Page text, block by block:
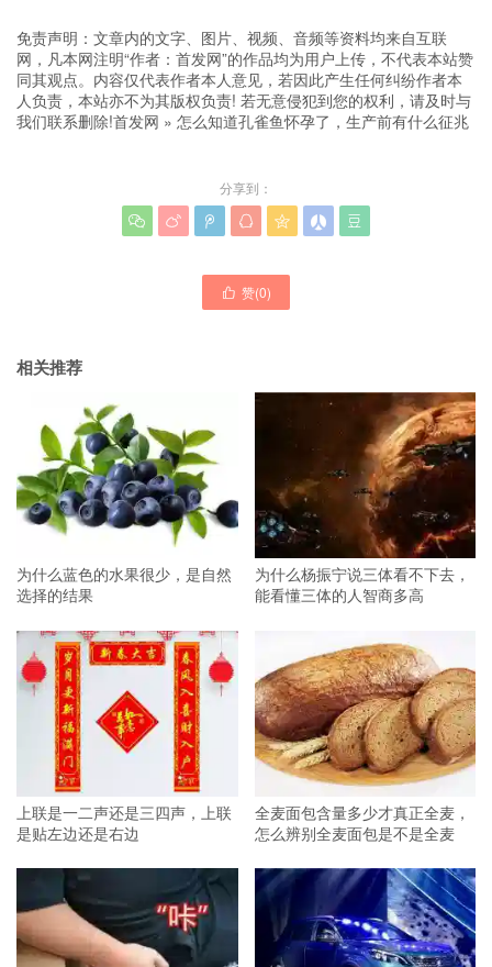
免责声明：文章内的文字、图片、视频、音频等资料均来自互联
网，凡本网注明“作者：首发网”的作品均为用户上传，不代表本站赞
同其观点。内容仅代表作者本人意见，若因此产生任何纠纷作者本
人负责，本站亦不为其版权负责! 若无意侵犯到您的权利，请及时与
我们联系删除!首发网 » 怎么知道孔雀鱼怀孕了，生产前有什么征兆
分享到：
      
 赞(0)
相关推荐
为什么蓝色的水果很少，是自然
选择的结果
为什么杨振宁说三体看不下去，
能看懂三体的人智商多高
上联是一二声还是三四声，上联
是贴左边还是右边
全麦面包含量多少才真正全麦，
怎么辨别全麦面包是不是全麦